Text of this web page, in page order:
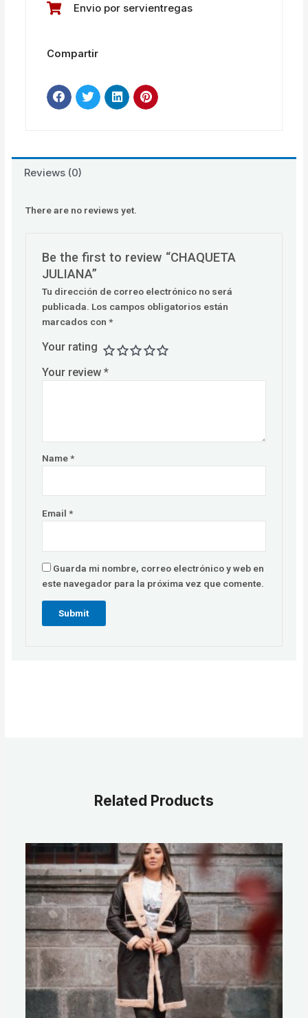
Envio por servientregas
Compartir
Reviews (0)
There are no reviews yet.
Be the first to review “CHAQUETA
JULIANA”
Tu dirección de correo electrónico no será
publicada. Los campos obligatorios están
marcados con*
Your rating
Your review*
Name*
Email*
Guarda mi nombre, correo electrónico y web en
este navegador para la próxima vez que comente.
Related Products